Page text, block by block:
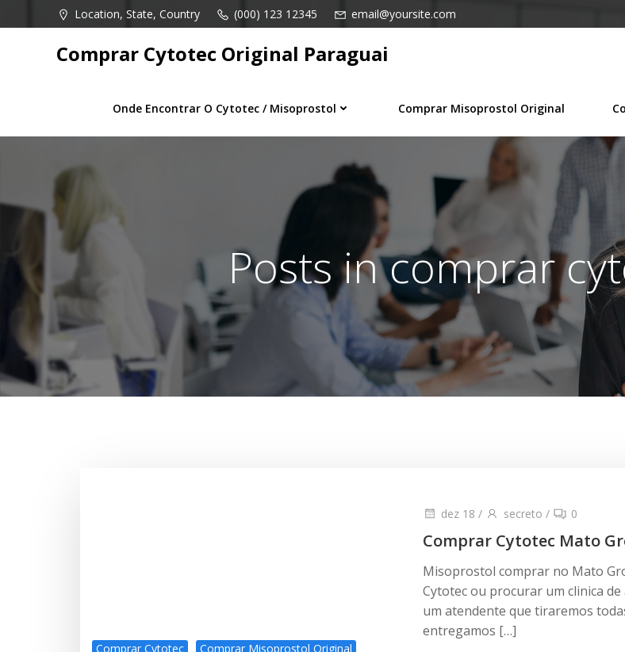
para
Location, State, Country (000) 123 12345 email@yoursite.com
Comprar Cytotec Original Paraguai
Onde Encontrar O Cytotec / Misoprostol Comprar Misoprostol Original
Posts in comprar
Comprar Cytotec
Comprar Misoprostol Original
dez 18 / secreto / 0
Comprar Cytotec Mato
Misoprostol comprar no Mato
Cytotec ou procurar um clinica de
um atendente que tiraremos
entregamos […]